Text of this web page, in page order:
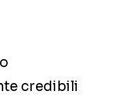
credibili